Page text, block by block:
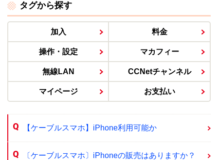
タグから探す
加入 料金
操作・設定 マカフィー
無線LAN CCNetチャンネル
マイページ お支払い
【ケーブルスマホ】iPhone利用可能か
〔ケーブルスマホ〕iPhoneの販売はありますか？